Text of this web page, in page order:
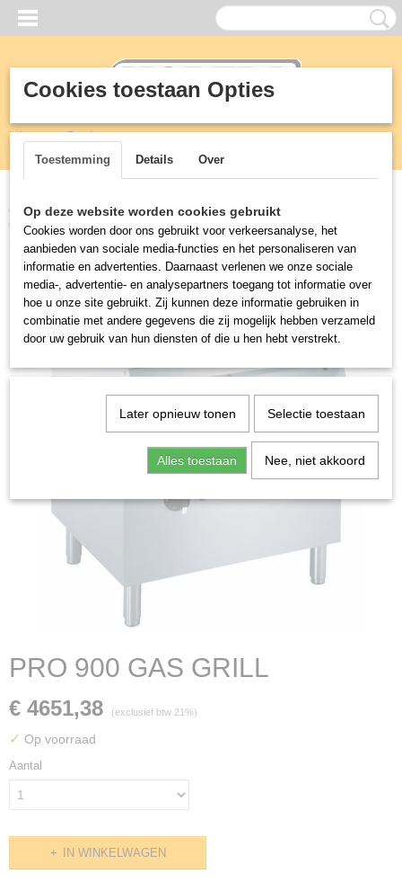
Inloggen Registreren
(0)
Home >KEUKEN>900 mm professionele kooklijn
GRILL
PRO 900 GAS GRILL
€ 4651,38 (exclusief btw 21%)
✓ Op voorraad
Aantal
IN WINKELWAGEN
Cookies toestaan Opties
Toestemming Details Over
Op deze website worden cookies gebruikt
Cookies worden door ons gebruikt voor verkeersanalyse, het
aanbieden van sociale media-functies en het personaliseren van
informatie en advertenties. Daarnaast verlenen we onze sociale
media-, advertentie- en analysepartners toegang tot informatie over
hoe u onze site gebruikt. Zij kunnen deze informatie gebruiken in
combinatie met andere gegevens die zij mogelijk hebben verzameld
door uw gebruik van hun diensten of die u hen hebt verstrekt.
Later opnieuw tonen Selectie toestaan
Alles toestaan Nee, niet akkoord